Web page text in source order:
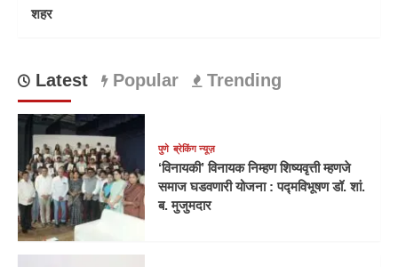
शहर
Latest Popular Trending
पुणे ब्रेकिंग न्यूज़
‘विनायकी’ विनायक निम्हण शिष्यवृत्ती म्हणजे
समाज घडवणारी योजना : पद्मविभूषण डॉ. शां.
ब. मुजुमदार